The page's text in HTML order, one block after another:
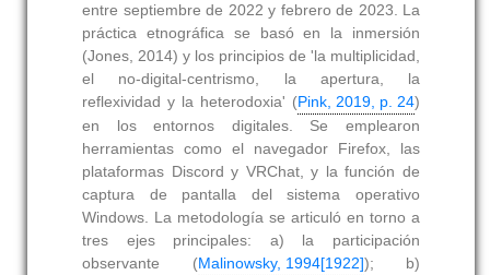
entre septiembre de 2022 y febrero de 2023. La
práctica etnográfica se basó en la inmersión
(Jones, 2014) y los principios de 'la multiplicidad,
el no-digital-centrismo, la apertura, la
reflexividad y la heterodoxia' (Pink, 2019, p. 24)
en los entornos digitales. Se emplearon
herramientas como el navegador Firefox, las
plataformas Discord y VRChat, y la función de
captura de pantalla del sistema operativo
Windows. La metodología se articuló en torno a
tres ejes principales: a) la participación
observante (Malinowsky, 1994[1922]); b)